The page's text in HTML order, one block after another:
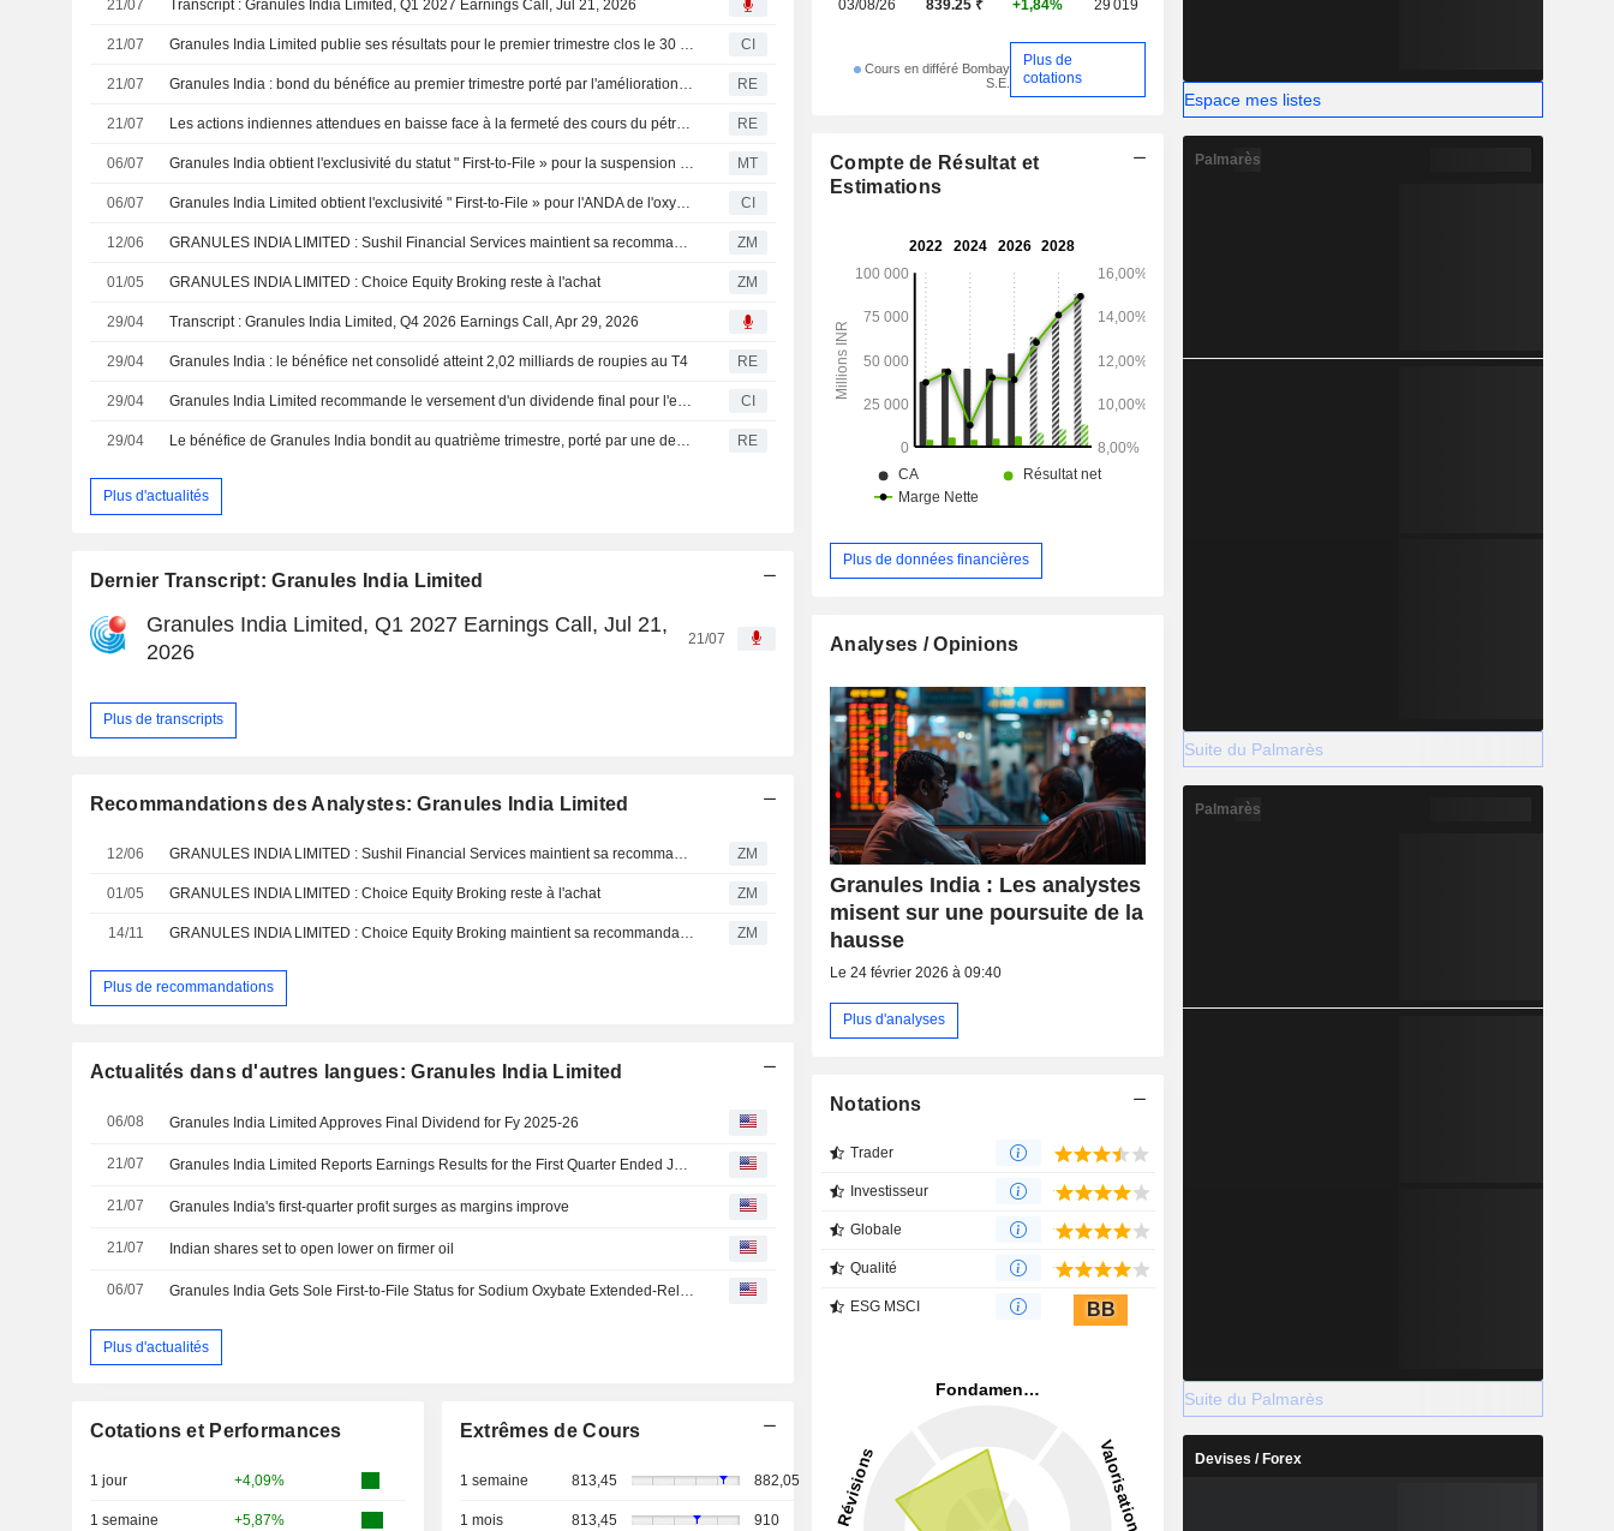
21/07 Transcript : Granules India Limited, Q1 2027 Earnings Call, Jul 21, 2026
21/07 Granules India Limited publie ses résultats pour le premier trimestre clos le 30 juin 2026 CI
21/07 Granules India : bond du bénéfice au premier trimestre porté par l'amélioration des marges RE
21/07 Les actions indiennes attendues en baisse face à la fermeté des cours du pétrole RE
06/07 Granules India obtient l'exclusivité du statut " First-to-File » pour la suspension orale d'oxybate de sodium à libération prolongée MT
06/07 Granules India Limited obtient l'exclusivité " First-to-File » pour l'ANDA de l'oxybate de sodium à libération prolongée en suspension orale CI
12/06 GRANULES INDIA LIMITED : Sushil Financial Services maintient sa recommandation à l'achat ZM
01/05 GRANULES INDIA LIMITED : Choice Equity Broking reste à l'achat ZM
29/04 Transcript : Granules India Limited, Q4 2026 Earnings Call, Apr 29, 2026
29/04 Granules India : le bénéfice net consolidé atteint 2,02 milliards de roupies au T4 RE
29/04 Granules India Limited recommande le versement d'un dividende final pour l'exercice 2025-2026 CI
29/04 Le bénéfice de Granules India bondit au quatrième trimestre, porté par une demande soutenue RE
Plus d'actualités
Dernier Transcript: Granules India Limited
Granules India Limited, Q1 2027 Earnings Call, Jul 21,
2026
21/07
Plus de transcripts
Recommandations des Analystes: Granules India Limited
12/06 ZM
01/05 GRANULES INDIA LIMITED : Choice Equity Broking reste à l'achat ZM
14/11 ZM
Plus de recommandations
Actualités dans d'autres langues: Granules India Limited
06/08 Granules India Limited Approves Final Dividend for Fy 2025-26
21/07 Granules India Limited Reports Earnings Results for the First Quarter Ended June 30, 2026
21/07 Granules India's first-quarter profit surges as margins improve
21/07 Indian shares set to open lower on firmer oil
06/07 Granules India Gets Sole First-to-File Status for Sodium Oxybate Extended-Release for Oral Suspension
Plus d'actualités
Cotations et Performances
1 jour +4,09%
1 semaine +5,87%
Extrêmes de Cours
1 semaine 813,45 882,05
1 mois 813,45 910
03/08/26 839.25 ₹ +1,84% 29 019
Cours en différé Bombay
S.E.
Plus de
cotations
Compte de Résultat et
Estimations
Plus de données financières
Analyses / Opinions
Granules India : Les analystes
misent sur une poursuite de la
hausse
Le 24 février 2026 à 09:40
Plus d'analyses
Notations
Trader
Investisseur
Globale
Qualité
ESG MSCI BB
Espace mes listes
Palmarès
Suite du Palmarès
Palmarès
Suite du Palmarès
Devises / Forex